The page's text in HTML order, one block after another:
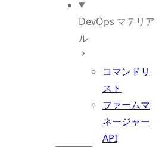
DevOps マテリア
ル
コマンドリ
スト
ファームマ
ネージャー
API